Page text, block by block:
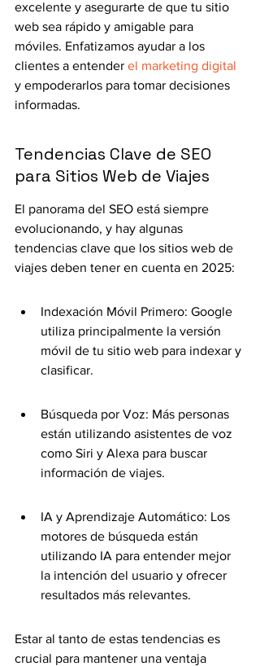
excelente y asegurarte de que tu sitio
web sea rápido y amigable para
móviles. Enfatizamos ayudar a los
clientes a entender el marketing digital
y empoderarlos para tomar decisiones
informadas.
Tendencias Clave de SEO
para Sitios Web de Viajes
El panorama del SEO está siempre
evolucionando, y hay algunas
tendencias clave que los sitios web de
viajes deben tener en cuenta en 2025:
Indexación Móvil Primero: Google
utiliza principalmente la versión
móvil de tu sitio web para indexar y
clasificar.
Búsqueda por Voz: Más personas
están utilizando asistentes de voz
como Siri y Alexa para buscar
información de viajes.
IA y Aprendizaje Automático: Los
motores de búsqueda están
utilizando IA para entender mejor
la intención del usuario y ofrecer
resultados más relevantes.
Estar al tanto de estas tendencias es
crucial para mantener una ventaja